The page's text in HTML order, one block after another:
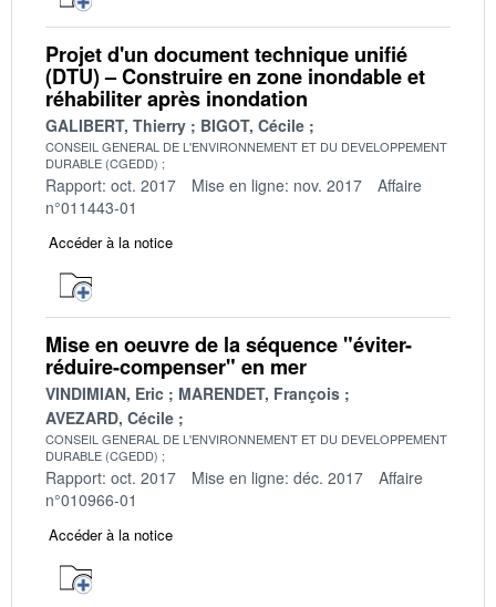
Projet d'un document technique unifié
(DTU) – Construire en zone inondable et
réhabiliter après inondation
GALIBERT, Thierry BIGOT, Cécile
CONSEIL GENERAL DE L'ENVIRONNEMENT ET DU DEVELOPPEMENT
DURABLE (CGEDD)
Rapport: oct. 2017 Mise en ligne: nov. 2017
Affaire
n°011443-01
Accéder à la notice
Mise en oeuvre de la séquence "éviter-
réduire-compenser" en mer
VINDIMIAN, Eric
MARENDET, François
AVEZARD, Cécile
CONSEIL GENERAL DE L'ENVIRONNEMENT ET DU DEVELOPPEMENT
DURABLE (CGEDD)
Rapport: oct. 2017 Mise en ligne: déc. 2017
Affaire
n°010966-01
Accéder à la notice